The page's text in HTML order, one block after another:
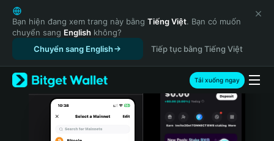
English
日本語
Tiếng Việt
Русский
Español (Latinoamérica)
Türkçe
Italiano
Bạn hiện đang xem trang này bằng Tiếng Việt. Bạn có muốn
chuyển sang English không?
Chuyển sang English
Tiếp tục bằng Tiếng Việt
Tải xuống ngay